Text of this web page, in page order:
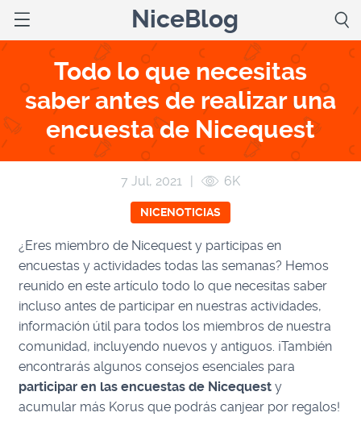
NiceBlog
Todo lo que necesitas
saber antes de realizar una
encuesta de Nicequest
7 Jul, 2021 | 6K
NICENOTICIAS
¿Eres miembro de Nicequest y participas en
encuestas y actividades todas las semanas? Hemos
reunido en este artículo todo lo que necesitas saber
incluso antes de participar en nuestras actividades,
información útil para todos los miembros de nuestra
comunidad, incluyendo nuevos y antiguos. ¡También
encontrarás algunos consejos esenciales para
participar en las encuestas de Nicequesty
acumular más Korus que podrás canjear por regalos!